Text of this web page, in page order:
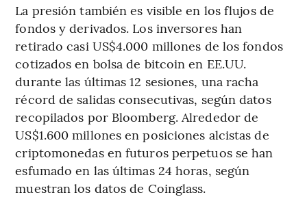
La presión también es visible en los flujos de
fondos y derivados. Los inversores han
retirado casi US$4.000 millones de los fondos
cotizados en bolsa de bitcoin en EE.UU.
durante las últimas 12 sesiones, una racha
récord de salidas consecutivas, según datos
recopilados por Bloomberg. Alrededor de
US$1.600 millones en posiciones alcistas de
criptomonedas en futuros perpetuos se han
esfumado en las últimas 24 horas, según
muestran los datos de Coinglass.